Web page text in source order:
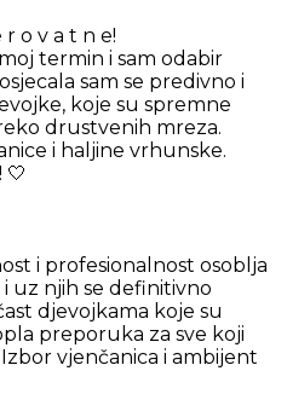
o v a t n e!
termin i sam odabir
sam se predivno i
koje su spremne
drustvenih mreza.
i haljine vrhunske.
i profesionalnost osoblja
uz njih se definitivno
djevojkama koje su
preporuka za sve koji
vjenčanica i ambijent